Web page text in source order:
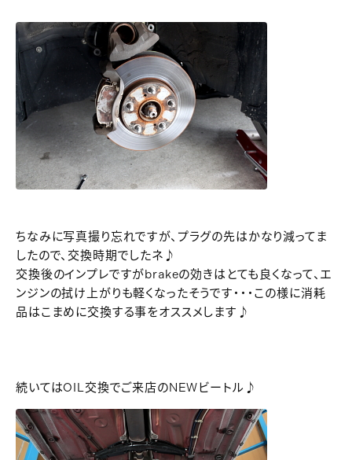
ちなみに写真撮り忘れですが、プラグの先はかなり減ってま
したので、交換時期でしたネ♪
交換後のインプレですがbrakeの効きはとても良くなって、エ
ンジンの拭け上がりも軽くなったそうです・・・この様に消耗
品はこまめに交換する事をオススメします♪
続いてはOIL交換でご来店のNEWビートル♪